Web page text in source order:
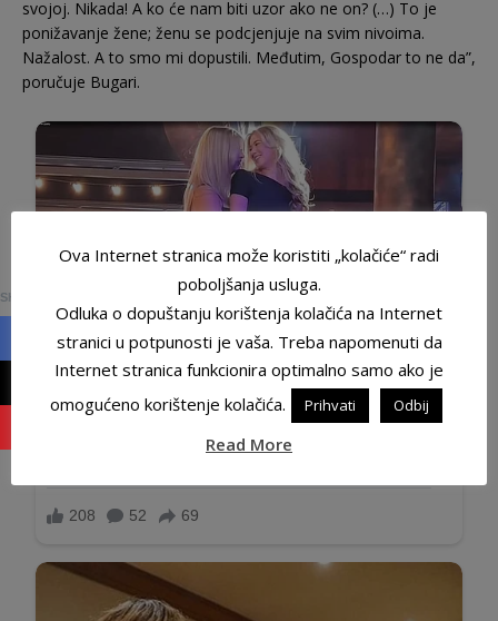
svojoj. Nikada! A ko će nam biti uzor ako ne on? (…) To je
ponižavanje žene; ženu se podcjenjuje na svim nivoima.
Nažalost. A to smo mi dopustili. Međutim, Gospodar to ne da”,
poručuje Bugari.
Ova Internet stranica može koristiti „kolačiće“ radi
poboljšanja usluga.
Odluka o dopuštanju korištenja kolačića na Internet
stranici u potpunosti je vaša. Treba napomenuti da
Internet stranica funkcionira optimalno samo ako je
omogućeno korištenje kolačića.
Prihvati Odbij
Read More
SHARES